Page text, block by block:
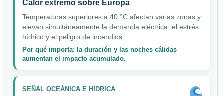
Calor extremo sobre Europa
Temperaturas superiores a 40 °C afectan varias zonas y
elevan simultáneamente la demanda eléctrica, el estrés
hídrico y el peligro de incendios.
Por qué importa: la duración y las noches cálidas
aumentan el impacto acumulado.
SEÑAL OCEÁNICA E HÍDRICA